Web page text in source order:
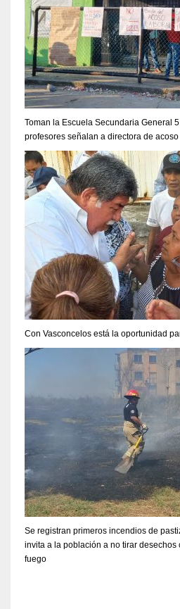
Toman la Escuela Secundaria General
profesores señalan a directora de
Con Vasconcelos está la oportunidad
Se registran primeros incendios de
invita a la población a no tirar desechos
fuego